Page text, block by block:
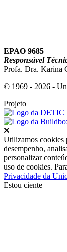
EPAO 9685
Responsável
Profa. Dra. Karina
© 1969 - 2026 -
Projeto
Utilizamos cookies
desempenho,
personalizar
uso de cookies.
Privacidade da
Estou ciente